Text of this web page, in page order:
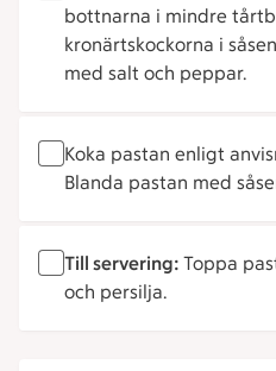
bottnarna i mindre
kronärtskockorna i
med salt och peppar.
Koka pastan enligt
Blanda pastan med
Till servering: Toppa
och persilja.